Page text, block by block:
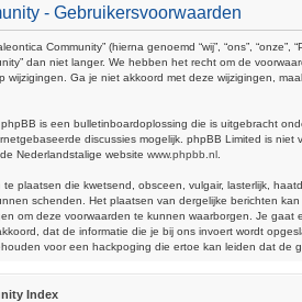
- Gebruikersvoorwaarden
Community” (hierna genoemd “wij”, “ons”,
dan niet langer. We hebben het recht om de
wijzigingen. Ga je niet akkoord met deze wijzigingen,
is een bulletinboardoplossing die is uitgebracht
discussies mogelijk. phpBB Limited is
Nederlandstalige website www.phpbb.nl
plaatsen die kwetsend, obsceen, vulgair, lasterlijk,
schenden. Het plaatsen van dergelijke berichten
om deze voorwaarden te kunnen waarborgen. Je gaat
dat de informatie die je bij ons invoert wordt
voor een hackpoging die ertoe kan leiden dat de
Index